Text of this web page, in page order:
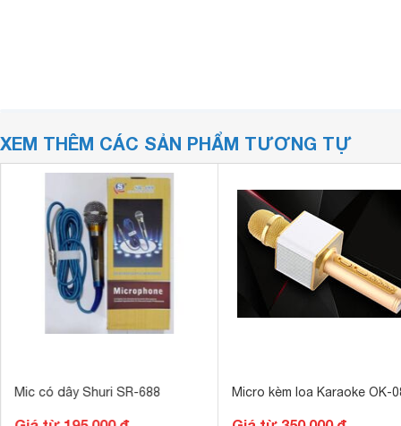
XEM THÊM CÁC SẢN PHẨM TƯƠNG TỰ
Mic có dây Shuri SR-688 Micro kèm loa Karaoke OK-